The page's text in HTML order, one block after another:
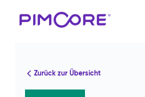
Zurück zur Übersicht